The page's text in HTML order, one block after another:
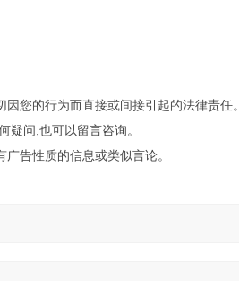
您的行为而直接或间接引起的法律责任。
疑问,也可以留言咨询。
告性质的信息或类似言论。